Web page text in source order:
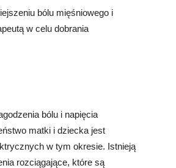
bólu mięśniowego i
w celu dobrania
bólu i napięcia
matki i dziecka jest
w tym okresie. Istnieją
rozciągające, które są